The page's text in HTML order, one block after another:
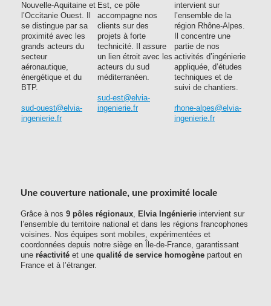
Nouvelle-Aquitaine et
l’Occitanie Ouest. Il
se distingue par sa
proximité avec les
grands acteurs du
secteur
aéronautique,
énergétique et du
BTP.
sud-ouest@elvia-
ingenierie.fr
Est, ce pôle
accompagne nos
clients sur des
projets à forte
technicité. Il assure
un lien étroit avec les
acteurs du sud
méditerranéen.
sud-est@elvia-
ingenierie.fr
intervient sur
l’ensemble de la
région Rhône-Alpes.
Il concentre une
partie de nos
activités d’ingénierie
appliquée, d’études
techniques et de
suivi de chantiers.
rhone-alpes@elvia-
ingenierie.fr
Une couverture nationale, une proximité locale
Grâce à nos 9 pôles régionaux Elvia Ingénierie intervient sur
l’ensemble du territoire national et dans les régions francophones
voisines. Nos équipes sont mobiles, expérimentées et
coordonnées depuis notre siège en Île-de-France, garantissant
une réactivité et une qualité de service homogène partout en
France et à l’étranger.